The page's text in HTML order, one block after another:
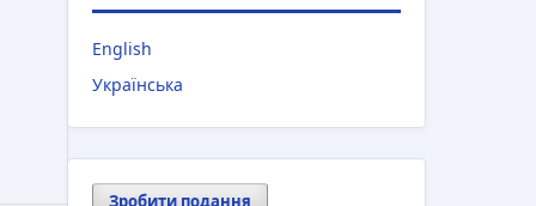
English
Українська
Зробити подання